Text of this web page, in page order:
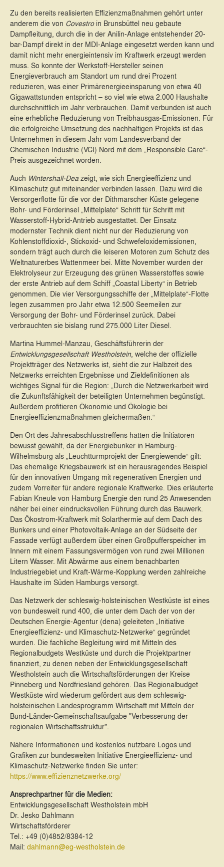
Zu den bereits realisierten Effizienzmaßnahmen gehört unter
anderem die von Covestroin Brunsbüttel neu gebaute
Dampfleitung, durch die in der Anilin-Anlage entstehender 20-
bar-Dampf direkt in der MDI-Anlage eingesetzt werden kann und
damit nicht mehr energieintensiv im Kraftwerk erzeugt werden
muss. So konnte der Werkstoff-Hersteller seinen
Energieverbrauch am Standort um rund drei Prozent
reduzieren, was einer Primärenergieeinsparung von etwa 40
Gigawattstunden entspricht – so viel wie etwa 2.000 Haushalte
durchschnittlich im Jahr verbrauchen. Damit verbunden ist auch
eine erhebliche Reduzierung von Treibhausgas-Emissionen. Für
die erfolgreiche Umsetzung des nachhaltigen Projekts ist das
Unternehmen in diesem Jahr vom Landesverband der
Chemischen Industrie (VCI) Nord mit dem „Responsible Care“-
Preis ausgezeichnet worden.
Auch Wintershall-Dea zeigt, wie sich Energieeffizienz und
Klimaschutz gut miteinander verbinden lassen. Dazu wird die
Versorgerflotte für die vor der Dithmarscher Küste gelegene
Bohr- und Förderinsel „Mittelplate“ Schritt für Schritt mit
Wasserstoff-Hybrid-Antrieb ausgestattet. Der Einsatz
modernster Technik dient nicht nur der Reduzierung von
Kohlenstoffdioxid-, Stickoxid- und Schwefeloxidemissionen,
sondern trägt auch durch die leiseren Motoren zum Schutz des
Weltnaturerbes Wattenmeer bei. Mitte November wurden der
Elektrolyseur zur Erzeugung des grünen Wasserstoffes sowie
der erste Antrieb auf dem Schiff „Coastal Liberty“ in Betrieb
genommen. Die vier Versorgungsschiffe der „Mittelplate“-Flotte
legen zusammen pro Jahr etwa 12.500 Seemeilen zur
Versorgung der Bohr- und Förderinsel zurück. Dabei
verbrauchten sie bislang rund 275.000 Liter Diesel.
Martina Hummel-Manzau, Geschäftsführerin der
Entwicklungsgesellschaft Westholstein, welche der offizielle
Projektträger des Netzwerks ist, sieht die zur Halbzeit des
Netzwerks erreichten Ergebnisse und Zieldefinitionen als
wichtiges Signal für die Region: „Durch die Netzwerkarbeit wird
die Zukunftsfähigkeit der beteiligten Unternehmen begünstigt.
Außerdem profitieren Ökonomie und Ökologie bei
Energieeffizienzmaßnahmen gleichermaßen.“
Den Ort des Jahresabschlusstreffens hatten die Initiatoren
bewusst gewählt, da der Energiebunker in Hamburg-
Wilhelmsburg als „Leuchtturmprojekt der Energiewende“ gilt:
Das ehemalige Kriegsbauwerk ist ein herausragendes Beispiel
für den innovativen Umgang mit regenerativen Energien und
zudem Vorreiter für andere regionale Kraftwerke. Dies erläuterte
Fabian Kneule von Hamburg Energie den rund 25 Anwesenden
näher bei einer eindrucksvollen Führung durch das Bauwerk.
Das Ökostrom-Kraftwerk mit Solarthermie auf dem Dach des
Bunkers und einer Photovoltaik-Anlage an der Südseite der
Fassade verfügt außerdem über einen Großpufferspeicher im
Innern mit einem Fassungsvermögen von rund zwei Millionen
Litern Wasser. Mit Abwärme aus einem benachbarten
Industriegebiet und Kraft-Wärme-Kopplung werden zahlreiche
Haushalte im Süden Hamburgs versorgt.
Das Netzwerk der schleswig-holsteinischen Westküste ist eines
von bundesweit rund 400, die unter dem Dach der von der
Deutschen Energie-Agentur (dena) geleiteten „Initiative
Energieeffizienz- und Klimaschutz-Netzwerke“ gegründet
wurden. Die fachliche Begleitung wird mit Mitteln des
Regionalbudgets Westküste und durch die Projektpartner
finanziert, zu denen neben der Entwicklungsgesellschaft
Westholstein auch die Wirtschaftsförderungen der Kreise
Pinneberg und Nordfriesland gehören. Das Regionalbudget
Westküste wird wiederum gefördert aus dem schleswig-
holsteinischen Landesprogramm Wirtschaft mit Mitteln der
Bund-Länder-Gemeinschaftsaufgabe "Verbesserung der
regionalen Wirtschaftsstruktur".
Nähere Informationen und kostenlos nutzbare Logos und
Grafiken zur bundesweiten Initiative Energieeffizienz- und
Klimaschutz-Netzwerke finden Sie unter:
https://www.effizienznetzwerke.org/
Ansprechpartner für die Medien:
Entwicklungsgesellschaft Westholstein mbH
Dr. Jesko Dahlmann
Wirtschaftsförderer
Tel.: +49 (0)4852/8384-12
Mail: dahlmann@eg-westholstein.de